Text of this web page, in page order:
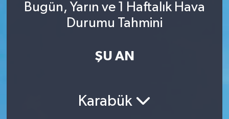
Bugün, Yarın ve 1 Haftalık Hava
Durumu Tahmini
ŞU AN
Karabük
Savunma - Teknoloji
Son Dakika Haberleri